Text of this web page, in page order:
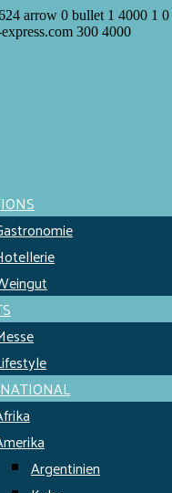
arrow 0 bullet 1 4000 1 0
300 4000
Argentinien